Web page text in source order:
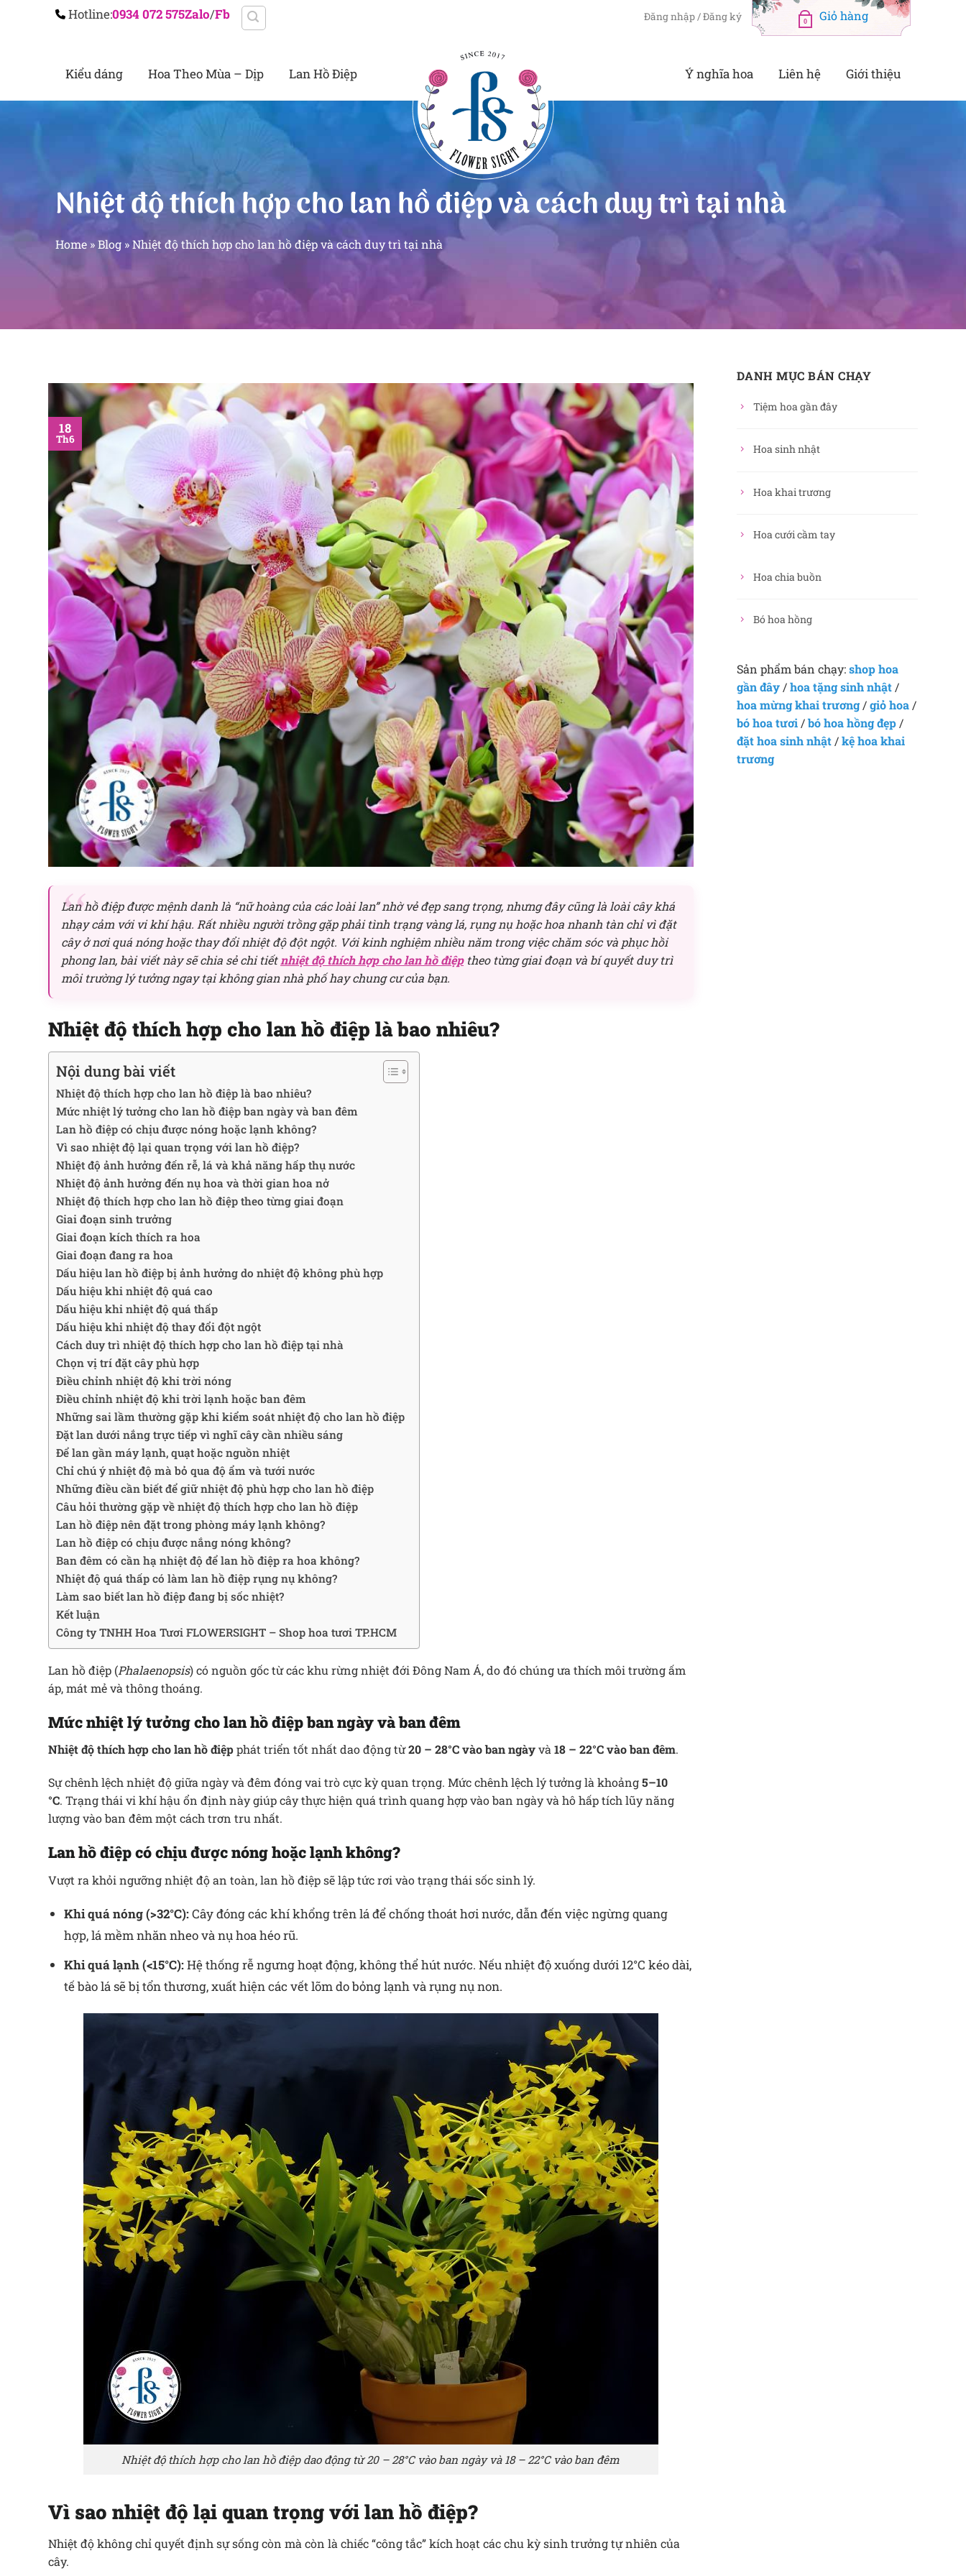
Hotline:0934 072 575Zalo/Fb Đăng nhập / Đăng ký 0
Kiểu dáng Hoa Theo Mùa – Dịp Lan Hồ Điệp Ý nghĩa hoa Liên hệ Giới thiệu
Nhiệt độ thích hợp cho lan hồ điệp và cách duy trì tại nhà
Home »Blog »Nhiệt độ thích hợp cho lan hồ điệp và cách duy trì tại nhà
18
Th6
Lan hồ điệp được mệnh danh là “nữ hoàng của các loài lan” nhờ vẻ đẹp sang trọng, nhưng đây cũng là loài cây khá
nhạy cảm với vi khí hậu. Rất nhiều người trồng gặp phải tình trạng vàng lá, rụng nụ hoặc hoa nhanh tàn chỉ vì đặt
cây ở nơi quá nóng hoặc thay đổi nhiệt độ đột ngột. Với kinh nghiệm nhiều năm trong việc chăm sóc và phục hồi
phong lan, bài viết này sẽ chia sẻ chi tiếtnhiệt độ thích hợp cho lan hồ điệptheo từng giai đoạn và bí quyết duy trì
môi trường lý tưởng ngay tại không gian nhà phố hay chung cư của bạn.
Nhiệt độ thích hợp cho lan hồ điệp là bao nhiêu?
Nội dung bài viết
Nhiệt độ thích hợp cho lan hồ điệp là bao nhiêu?
Mức nhiệt lý tưởng cho lan hồ điệp ban ngày và ban đêm
Lan hồ điệp có chịu được nóng hoặc lạnh không?
Vì sao nhiệt độ lại quan trọng với lan hồ điệp?
Nhiệt độ ảnh hưởng đến rễ, lá và khả năng hấp thụ nước
Nhiệt độ ảnh hưởng đến nụ hoa và thời gian hoa nở
Nhiệt độ thích hợp cho lan hồ điệp theo từng giai đoạn
Giai đoạn sinh trưởng
Giai đoạn kích thích ra hoa
Giai đoạn đang ra hoa
Dấu hiệu lan hồ điệp bị ảnh hưởng do nhiệt độ không phù hợp
Dấu hiệu khi nhiệt độ quá cao
Dấu hiệu khi nhiệt độ quá thấp
Dấu hiệu khi nhiệt độ thay đổi đột ngột
Cách duy trì nhiệt độ thích hợp cho lan hồ điệp tại nhà
Chọn vị trí đặt cây phù hợp
Điều chỉnh nhiệt độ khi trời nóng
Điều chỉnh nhiệt độ khi trời lạnh hoặc ban đêm
Những sai lầm thường gặp khi kiểm soát nhiệt độ cho lan hồ điệp
Đặt lan dưới nắng trực tiếp vì nghĩ cây cần nhiều sáng
Để lan gần máy lạnh, quạt hoặc nguồn nhiệt
Chỉ chú ý nhiệt độ mà bỏ qua độ ẩm và tưới nước
Những điều cần biết để giữ nhiệt độ phù hợp cho lan hồ điệp
Câu hỏi thường gặp về nhiệt độ thích hợp cho lan hồ điệp
Lan hồ điệp nên đặt trong phòng máy lạnh không?
Lan hồ điệp có chịu được nắng nóng không?
Ban đêm có cần hạ nhiệt độ để lan hồ điệp ra hoa không?
Nhiệt độ quá thấp có làm lan hồ điệp rụng nụ không?
Làm sao biết lan hồ điệp đang bị sốc nhiệt?
Kết luận
Công ty TNHH Hoa Tươi FLOWERSIGHT – Shop hoa tươi TP.HCM
Lan hồ điệp (Phalaenopsis) có nguồn gốc từ các khu rừng nhiệt đới Đông Nam Á, do đó chúng ưa thích môi trường ấm
áp, mát mẻ và thông thoáng.
Mức nhiệt lý tưởng cho lan hồ điệp ban ngày và ban đêm
Nhiệt độ thích hợp cho lan hồ điệpphát triển tốt nhất dao động từ20 – 28°C vào ban ngàyvà18 – 22°C vào ban đêm.
Sự chênh lệch nhiệt độ giữa ngày và đêm đóng vai trò cực kỳ quan trọng. Mức chênh lệch lý tưởng là khoảng5–10
°C. Trạng thái vi khí hậu ổn định này giúp cây thực hiện quá trình quang hợp vào ban ngày và hô hấp tích lũy năng
lượng vào ban đêm một cách trơn tru nhất.
Lan hồ điệp có chịu được nóng hoặc lạnh không?
Vượt ra khỏi ngưỡng nhiệt độ an toàn, lan hồ điệp sẽ lập tức rơi vào trạng thái sốc sinh lý.
Khi quá nóng (>32°C):Cây đóng các khí khổng trên lá để chống thoát hơi nước, dẫn đến việc ngừng quang
hợp, lá mềm nhăn nheo và nụ hoa héo rũ.
Khi quá lạnh (<15°C):Hệ thống rễ ngưng hoạt động, không thể hút nước. Nếu nhiệt độ xuống dưới 12°C kéo dài,
tế bào lá sẽ bị tổn thương, xuất hiện các vết lõm do bỏng lạnh và rụng nụ non.
Nhiệt độ thích hợp cho lan hồ điệp dao động từ 20 – 28°C vào ban ngày và 18 – 22°C vào ban đêm
Vì sao nhiệt độ lại quan trọng với lan hồ điệp?
Nhiệt độ không chỉ quyết định sự sống còn mà còn là chiếc “công tắc” kích hoạt các chu kỳ sinh trưởng tự nhiên của
cây.
DANH MỤC BÁN CHẠY
Tiệm hoa gần đây
Hoa sinh nhật
Hoa khai trương
Hoa cưới cầm tay
Hoa chia buồn
Bó hoa hồng
Sản phẩm bán chạy:shop hoa
gần đây/hoa tặng sinh nhật/
hoa mừng khai trương/giỏ hoa/
bó hoa tươi/bó hoa hồng đẹp/
đặt hoa sinh nhật /kệ hoa khai
trương